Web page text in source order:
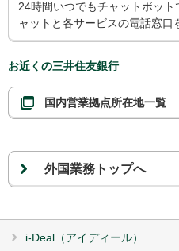
24時間いつでもチャットボッ
ャットと各サービスの電話窓口
お近くの三井住友銀行
国内営業拠点所在地一覧
外国業務トップへ
i-Deal（アイディール）